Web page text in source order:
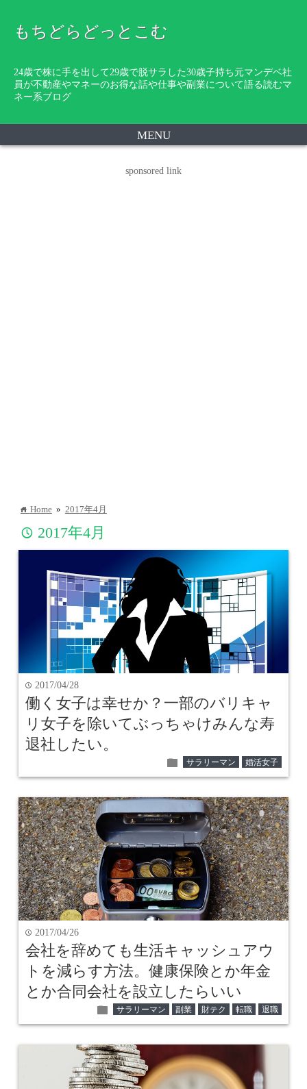
もちどらどっとこむ
24歳で株に手を出して29歳で脱サラした30歳子持ち元マンデベ社
員が不動産やマネーのお得な話や仕事や副業について語る読むマ
ネー系ブログ
MENU
sponsored link
home Home » 2017年4月
time 2017年4月
time 2017/04/28
働く女子は幸せか？一部のバリキャ
リ女子を除いてぶっちゃけみんな寿
退社したい。
folder サラリーマン 婚活女子
time 2017/04/26
会社を辞めても生活キャッシュアウ
トを減らす方法。健康保険とか年金
とか合同会社を設立したらいい
folder サラリーマン 副業 財テク 転職 退職